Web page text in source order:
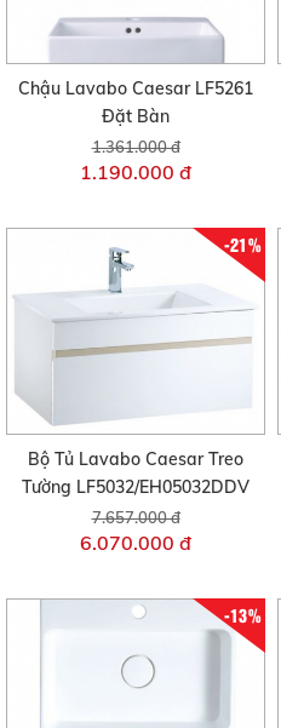
Chậu Lavabo Caesar LF5261
Đặt Bàn
1.361.000 đ
1.190.000 đ
-21%
Bộ Tủ Lavabo Caesar Treo
Tường LF5032/EH05032DDV
7.657.000 đ
6.070.000 đ
-13%